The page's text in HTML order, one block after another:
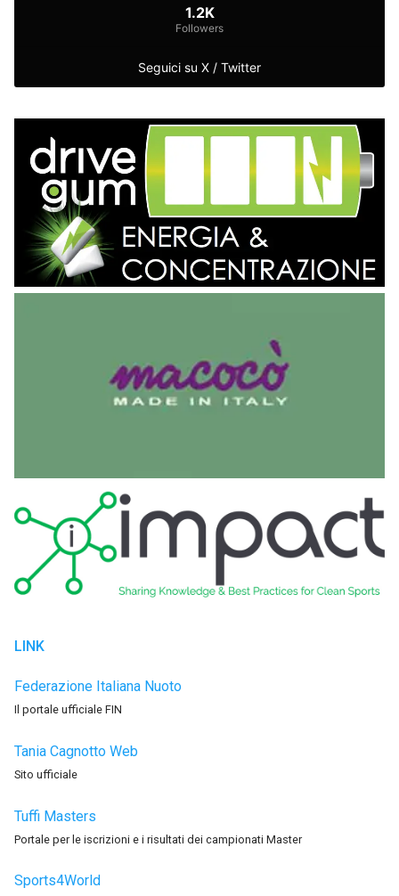
Seguici su X / Twitter
1.2K
Followers
LINK
Federazione Italiana Nuoto
Il portale ufficiale FIN
Tania Cagnotto Web
Sito ufficiale
Tuffi Masters
Portale per le iscrizioni e i risultati dei campionati Master
Sports4World